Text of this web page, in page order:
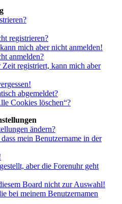
registrieren?
mich aber nicht anmelden!
anmelden?
registriert, kann mich aber
abgemeldet?
Cookies löschen“?
ändern?
mein Benutzername in der
aber die Forenuhr geht
Board nicht zur Auswahl!
bei meinem Benutzernamen